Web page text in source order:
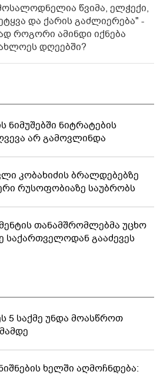
წვიმა, ელჭექი,
და ქარის გაძლიერება" -
როგორი ამინდი იქნება
დღეებში?
ნიმუშებში ნიტრატების
არ გამოვლინდა
კობახიძის ბრალდებებზე
რუსოფობიაზე საუბრობს
თანამშრომლებმა უცხო
საქართველოდან გააძევეს
5 საქმე უნდა მოასწროთ
ხელში აღმოჩნდება: